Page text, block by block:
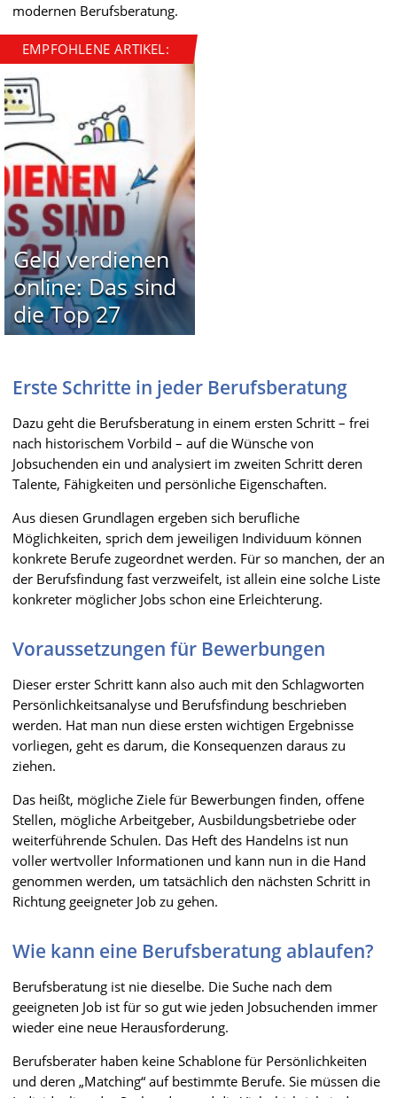
modernen Berufsberatung.
EMPFOHLENE ARTIKEL:
Geld verdienen
online: Das sind
die Top 27
Erste Schritte in jeder Berufsberatung
Dazu geht die Berufsberatung in einem ersten Schritt – frei
nach historischem Vorbild – auf die Wünsche von
Jobsuchenden ein und analysiert im zweiten Schritt deren
Talente, Fähigkeiten und persönliche Eigenschaften.
Aus diesen Grundlagen ergeben sich berufliche
Möglichkeiten, sprich dem jeweiligen Individuum können
konkrete Berufe zugeordnet werden. Für so manchen, der an
der Berufsfindung fast verzweifelt, ist allein eine solche Liste
konkreter möglicher Jobs schon eine Erleichterung.
Voraussetzungen für Bewerbungen
Dieser erster Schritt kann also auch mit den Schlagworten
Persönlichkeitsanalyse und Berufsfindung beschrieben
werden. Hat man nun diese ersten wichtigen Ergebnisse
vorliegen, geht es darum, die Konsequenzen daraus zu
ziehen.
Das heißt, mögliche Ziele für Bewerbungen finden, offene
Stellen, mögliche Arbeitgeber, Ausbildungsbetriebe oder
weiterführende Schulen. Das Heft des Handelns ist nun
voller wertvoller Informationen und kann nun in die Hand
genommen werden, um tatsächlich den nächsten Schritt in
Richtung geeigneter Job zu gehen.
Wie kann eine Berufsberatung ablaufen?
Berufsberatung ist nie dieselbe. Die Suche nach dem
geeigneten Job ist für so gut wie jeden Jobsuchenden immer
wieder eine neue Herausforderung.
Berufsberater haben keine Schablone für Persönlichkeiten
und deren „Matching“ auf bestimmte Berufe. Sie müssen die